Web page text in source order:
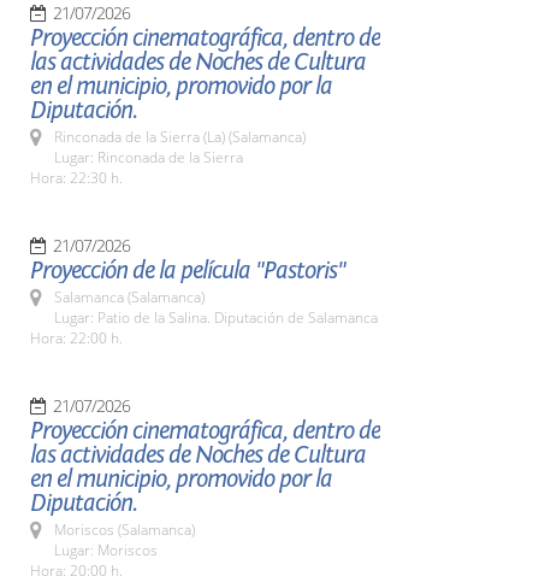
21/07/2026
Proyección cinematográfica, dentro de
las actividades de Noches de Cultura
en el municipio, promovido por la
Diputación.
Rinconada de la Sierra (La) (Salamanca)
Lugar: Rinconada de la Sierra
Hora: 22:30 h.
21/07/2026
Proyección de la película "Pastoris"
Salamanca (Salamanca)
Lugar: Patio de la Salina. Diputación de Salamanca
Hora: 22:00 h.
21/07/2026
Proyección cinematográfica, dentro de
las actividades de Noches de Cultura
en el municipio, promovido por la
Diputación.
Moriscos (Salamanca)
Lugar: Moriscos
Hora: 20:00 h.